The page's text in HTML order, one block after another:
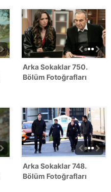
Arka Sokaklar 750.
Bölüm Fotoğrafları
Arka Sokaklar 748.
Bölüm Fotoğrafları